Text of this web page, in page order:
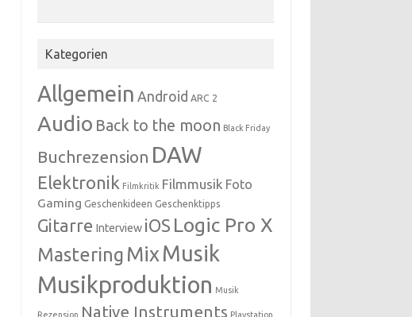
Kategorien
Allgemein Android ARC 2
Audio Back to the moon Black Friday
Buchrezension DAW
Elektronik Filmkritik Filmmusik Foto
Gaming Geschenkideen Geschenktipps
Gitarre Interview iOS Logic Pro X
Mastering Mix Musik
Musikproduktion Musik
Rezension Native Instruments Playstation